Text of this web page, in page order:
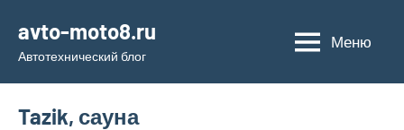
содержимому
avto-moto8.ru
Автотехнический блог
Меню
Tazik, сауна